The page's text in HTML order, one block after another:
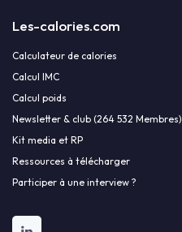
Les-calories.com
Calculateur de calories
Calcul IMC
Calcul poids
Newsletter & club (264 532 Membres)
Kit media et RP
Ressources à télécharger
Participer à une interview ?